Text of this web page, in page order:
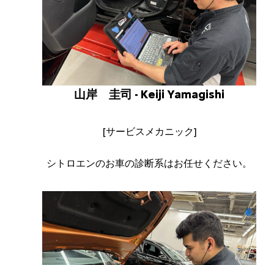
山岸 圭司 - Keiji Yamagishi
[サービスメカニック]
シトロエンのお車の診断系はお任せください。